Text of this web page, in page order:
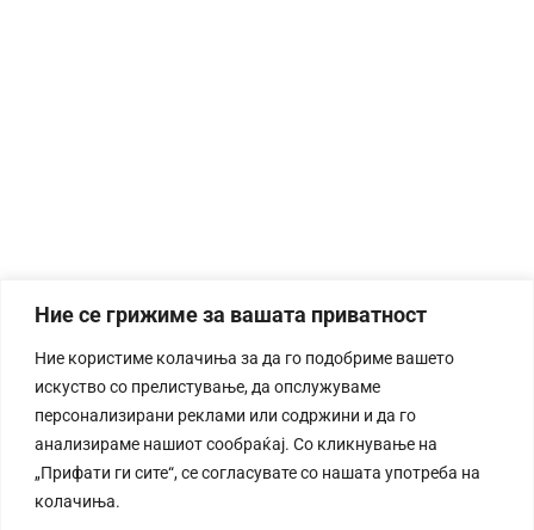
Ние се грижиме за вашата приватност
Ние користиме колачиња за да го подобриме вашето
искуство со прелистување, да опслужуваме
персонализирани реклами или содржини и да го
анализираме нашиот сообраќај. Со кликнување на
„Прифати ги сите“, се согласувате со нашата употреба на
колачиња.